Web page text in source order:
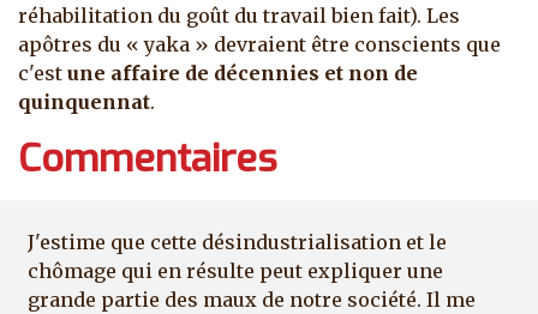
réhabilitation du goût du travail bien fait). Les
apôtres du « yaka » devraient être conscients que
c'est une affaire de décennies et non de
quinquennat.
Commentaires
J'estime que cette désindustrialisation et le
chômage qui en résulte peut expliquer une
grande partie des maux de notre société. Il me